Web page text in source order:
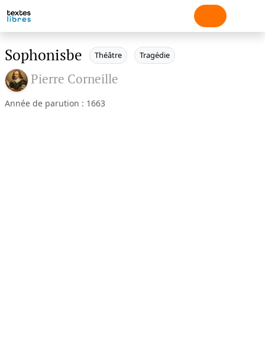
Sophonisbe Théâtre Tragédie
Pierre Corneille
Année de parution : 1663